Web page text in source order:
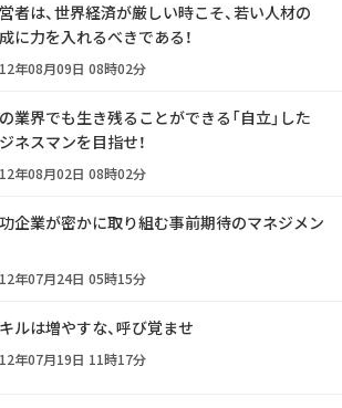
者は、世界経済が厳しい時こそ、若い人材の
に力を入れるべきである！
年08月09日 08時02分
業界でも生き残ることができる「自立」した
ネスマンを目指せ！
年08月02日 08時02分
企業が密かに取り組む事前期待のマネジメン
年07月24日 05時15分
ルは増やすな、呼び覚ませ
年07月19日 11時17分